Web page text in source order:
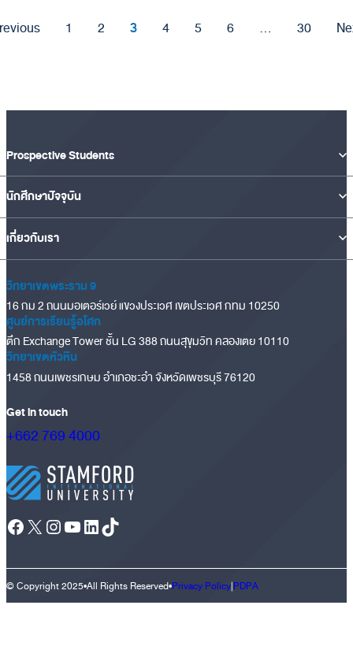
1 2 3 4 5 6 … 30
Prospective Students
นักศึกษาปัจจุบัน
เกี่ยวกับเรา
วิทยาเขตพระราม 9
16 กม 2 ถนนมอเตอร์เวย์ แขวงประเวศ เขตประเวศ กทม 10250
ศูนย์การเรียนรู้อโศก
ตึก Exchange Tower ชั้น LG 388 ถนนสุขุมวิท คลองเตย 10110
วิทยาเขตหัวหิน
1458 ถนนเพชรเกษม อำเภอชะอำ จังหวัดเพชรบุรี 76120
Get in touch
+662 769 4000
Facebook
X Instagram
YouTube
LinkedIn
TikTok
© Copyright 2025•All Rights Reserved•Privacy Policy|PDPA